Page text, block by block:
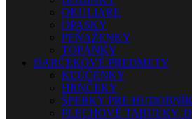
OKULIARE
OPASKY
PEŇAŽENKY
TOPÁNKY
DARČEKOVÉ PREDMETY
KĽÚČENKY
HRNČEKY
ŠPERKY PRE
PLECHOVÉ TABUĽKY,